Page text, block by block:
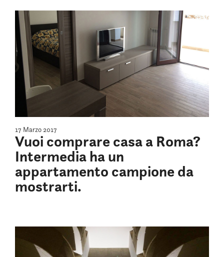
17 Marzo 2017
Vuoi comprare casa a Roma?
Intermedia ha un
appartamento campione da
mostrarti.